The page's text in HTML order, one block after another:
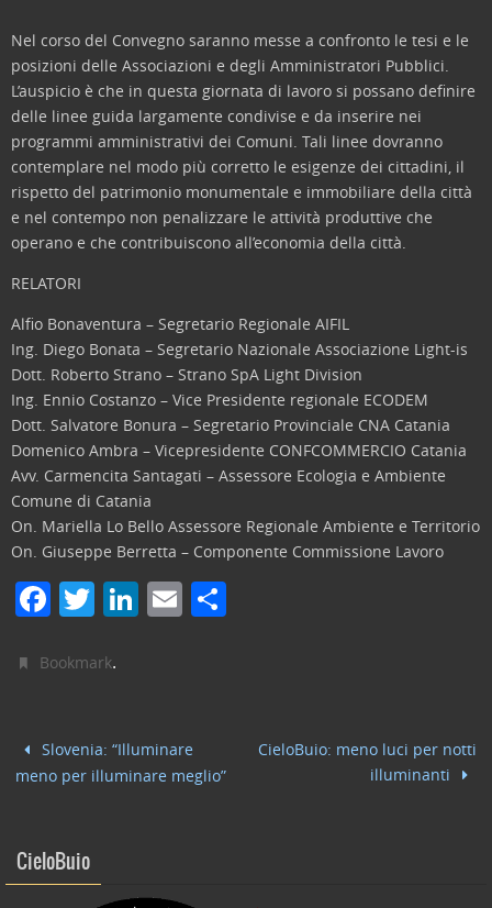
Nel corso del Convegno saranno messe a confronto le tesi e le
posizioni delle Associazioni e degli Amministratori Pubblici.
L’auspicio è che in questa giornata di lavoro si possano definire
delle linee guida largamente condivise e da inserire nei
programmi amministrativi dei Comuni. Tali linee dovranno
contemplare nel modo più corretto le esigenze dei cittadini, il
rispetto del patrimonio monumentale e immobiliare della città
e nel contempo non penalizzare le attività produttive che
operano e che contribuiscono all’economia della città.
RELATORI
Alfio Bonaventura – Segretario Regionale AIFIL
Ing. Diego Bonata – Segretario Nazionale Associazione Light-is
Dott. Roberto Strano – Strano SpA Light Division
Ing. Ennio Costanzo – Vice Presidente regionale ECODEM
Dott. Salvatore Bonura – Segretario Provinciale CNA Catania
Domenico Ambra – Vicepresidente CONFCOMMERCIO Catania
Avv. Carmencita Santagati – Assessore Ecologia e Ambiente
Comune di Catania
On. Mariella Lo Bello Assessore Regionale Ambiente e Territorio
On. Giuseppe Berretta – Componente Commissione Lavoro
F
c
b
o
k
T
itt
Li
dI
n
E
Bookmark.
Slovenia: “Illuminare
meno per illuminare meglio”
CieloBuio: meno luci per notti
illuminanti
CieloBuio